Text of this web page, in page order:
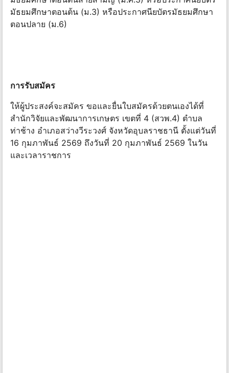
มัธยมศึกษาตอนต้น (ม.3) หรือประกาศนียบัตรมัธยมศึกษา
ตอนปลาย (ม.6)
การรับสมัคร
ให้ผู้ประสงค์จะสมัคร ขอและยื่นใบสมัครด้วยตนเองได้ที่
สำนักวิจัยและพัฒนาการเกษตร เขตที่ 4 (สวพ.4) ตำบล
ท่าช้าง อำเภอสว่างวีระวงศ์ จังหวัดอุบลราชธานี ตั้งแต่วันที่
16 กุมภาพันธ์ 2569 ถึงวันที่ 20 กุมภาพันธ์ 2569 ในวัน
และเวลาราชการ